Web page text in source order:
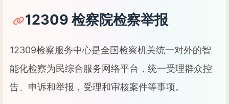
12309 检察院检察举报
12309检察服务中心是全国检察机关统一对外的智
能化检察为民综合服务网络平台，统一受理群众控
告、申诉和举报，受理和审核案件等事项。